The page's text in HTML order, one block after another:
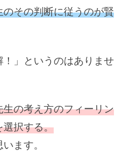
その判断に従うのが賢
」というのはありませ
の考え方のフィーリン
択する。
ます。